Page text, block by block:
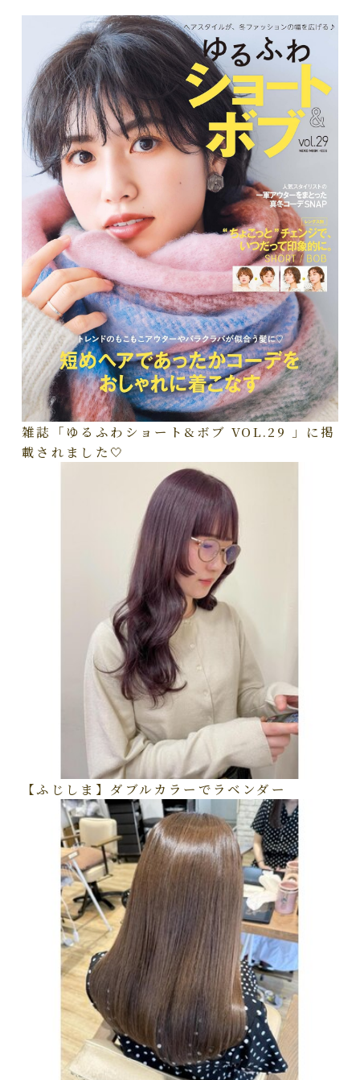
雑誌「ゆるふわショート&ボブ VOL.29 」に掲
載されました🤍
【ふじしま】ダブルカラーでラベンダー